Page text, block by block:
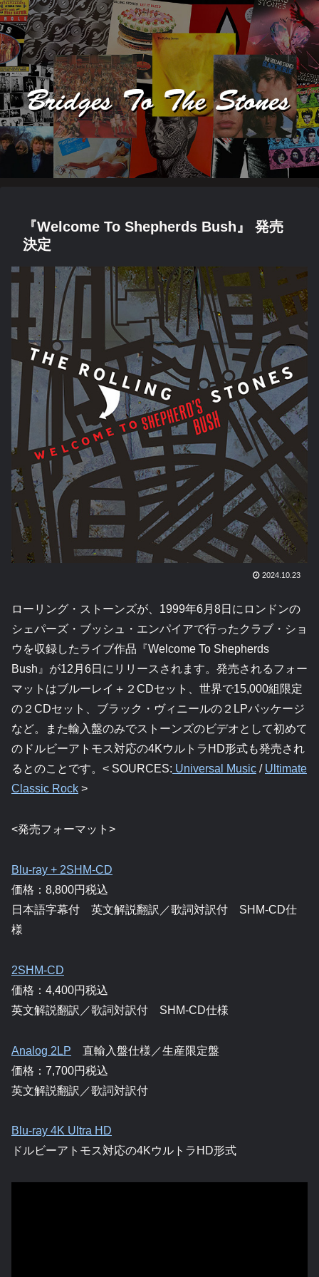
『Welcome To Shepherds Bush』 発売
決定
2024.10.23
ローリング・ストーンズが、1999年6月8日にロンドンの
シェパーズ・ブッシュ・エンパイアで行ったクラブ・ショ
ウを収録したライブ作品『Welcome To Shepherds
Bush』が12月6日にリリースされます。発売されるフォー
マットはブルーレイ＋２CDセット、世界で15,000組限定
の２CDセット、ブラック・ヴィニールの２LPパッケージ
など。また輸入盤のみでストーンズのビデオとして初めて
のドルビーアトモス対応の4KウルトラHD形式も発売され
るとのことです。< SOURCES: Universal Music / Ultimate
Classic Rock >
<発売フォーマット>
Blu-ray + 2SHM-CD
価格：8,800円税込
日本語字幕付 英文解説翻訳／歌詞対訳付 SHM-CD仕
様
2SHM-CD
価格：4,400円税込
英文解説翻訳／歌詞対訳付 SHM-CD仕様
Analog 2LP 直輸入盤仕様／生産限定盤
価格：7,700円税込
英文解説翻訳／歌詞対訳付
Blu-ray 4K Ultra HD
ドルビーアトモス対応の4KウルトラHD形式